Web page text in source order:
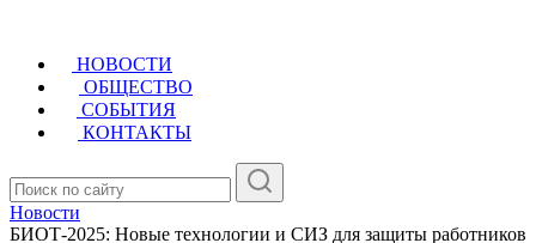
НОВОСТИ
ОБЩЕСТВО
СОБЫТИЯ
КОНТАКТЫ
Новости
БИОТ-2025: Новые технологии и СИЗ для защиты работников